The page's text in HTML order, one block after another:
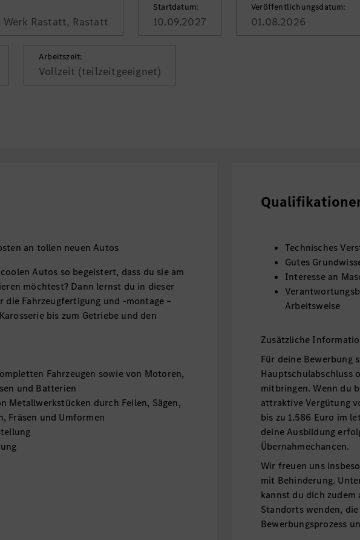
Werk Rastatt, Rastatt
Startdatum:
10.09.2027
Veröffentlichungsdatum:
01.08.2026
Arbeitszeit:
Vollzeit (teilzeitgeeignet)
an tollen neuen Autos
Autos so begeistert, dass du sie am
möchtest? Dann lernst du in dieser
die Fahrzeugfertigung und -montage –
bis zum Getriebe und den
Fahrzeugen sowie von Motoren,
und Batterien
Metallwerkstücken durch Feilen, Sägen,
Fräsen und Umformen
Technisches
Gutes
Interesse an
Arbeitsweise
Zusätzliche
Für deine Bewerbung
Hauptschulabschluss
mitbringen. Wenn du
attraktive Vergütung
bis zu 1.586 Euro im
deine Ausbildung
Übernahmechancen.
Wir freuen uns
mit Behinderung.
kannst du dich
Standorts wenden,
Bewerbungsprozess